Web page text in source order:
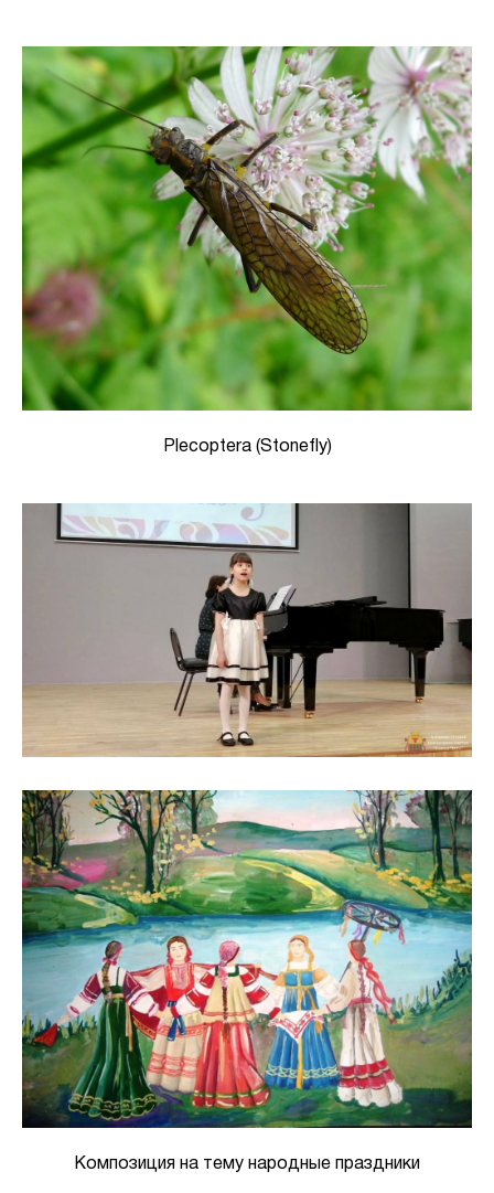
Plecoptera (Stonefly)
Композиция на тему народные праздники